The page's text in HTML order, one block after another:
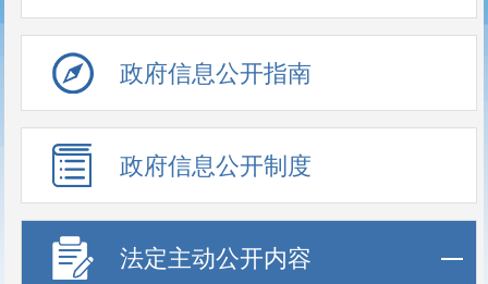
政府信息公开指南
政府信息公开制度
法定主动公开内容